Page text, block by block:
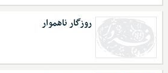
روزگار ناهموار